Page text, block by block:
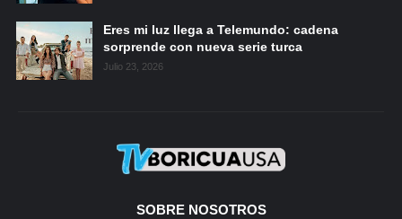
Eres mi luz llega a Telemundo: cadena
sorprende con nueva serie turca
Julio 23, 2026
SOBRE NOSOTROS